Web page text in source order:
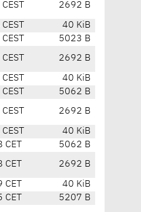
2692 B
40 KiB
5023 B
2692 B
40 KiB
5062 B
2692 B
40 KiB
5062 B
2692 B
40 KiB
5207 B